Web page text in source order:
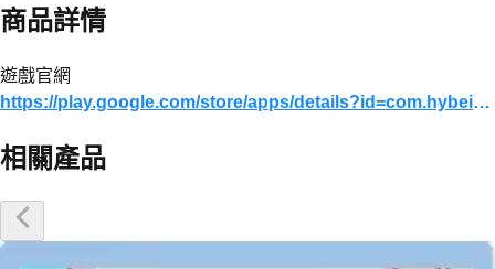
商品詳情
遊戲官網
https://play.google.com/store/apps/details?id=com.hybeim.tkic&hl=zh_HK
相關產品